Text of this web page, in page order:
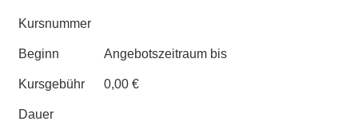
Kursnummer
Beginn Angebotszeitraum bis
Kursgebühr 0,00 €
Dauer